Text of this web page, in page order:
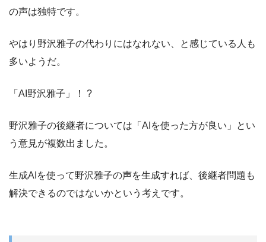
の声は独特です。
やはり野沢雅子の代わりにはなれない、と感じている人も
多いようだ。
「AI野沢雅子」！ ?
野沢雅子の後継者については「AIを使った方が良い」とい
う意見が複数出ました。
生成AIを使って野沢雅子の声を生成すれば、後継者問題も
解決できるのではないかという考えです。